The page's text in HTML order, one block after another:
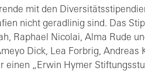
mit den
nicht geradlinig sind. Das
Raphael Nicolai, Alma Rude
Dick, Lea Forbrig, Andreas
einen „Erwin Hymer